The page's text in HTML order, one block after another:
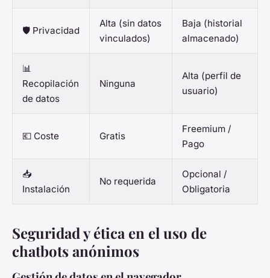
🛡️ Privacidad
Alta (sin datos
vinculados)
Baja (historial
almacenado)
📊
Recopilación
de datos
Ninguna
Alta (perfil de
usuario)
💶 Coste Gratis
Freemium /
Pago
📥
Instalación
No requerida
Opcional /
Obligatoria
Seguridad y ética en el uso de
chatbots anónimos